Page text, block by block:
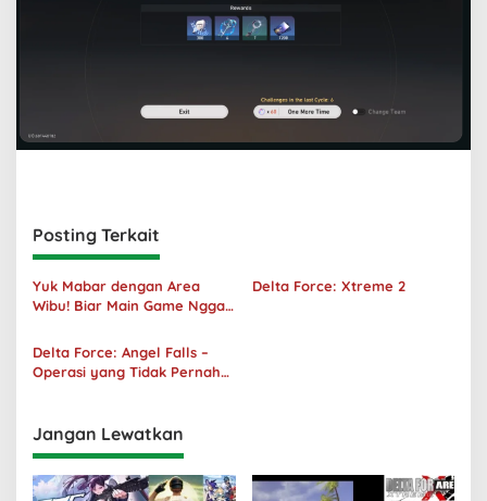
Posting Terkait
Yuk Mabar dengan Area
Wibu! Biar Main Game Nggak
Delta Force: Xtreme 2
Delta Force: Angel Falls –
Operasi yang Tidak Pernah
Jangan Lewatkan